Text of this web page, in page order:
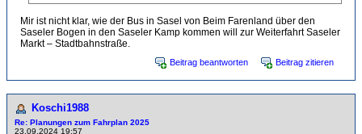
Mir ist nicht klar, wie der Bus in Sasel von Beim Farenland über den
Saseler Bogen in den Saseler Kamp kommen will zur Weiterfahrt Saseler
Markt – Stadtbahnstraße.
Beitrag beantworten Beitrag zitieren
Koschi1988
Re: Planungen zum Fahrplan 2025
23.09.2024 19:57